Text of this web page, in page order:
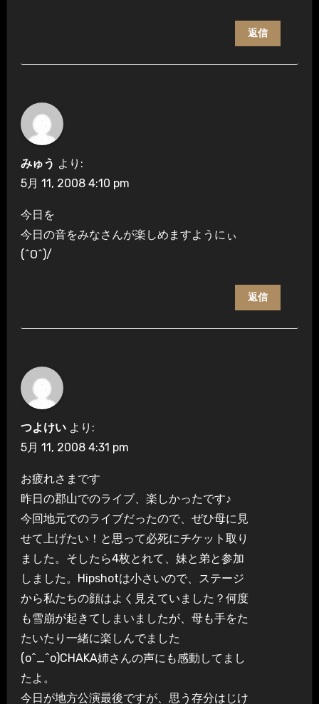
返信
みゅう より:
5月 11, 2008 4:10 pm
今日を
今日の音をみなさんが楽しめますようにぃ
(^O^)/
返信
つよけい より:
5月 11, 2008 4:31 pm
お疲れさまです
昨日の郡山でのライブ、楽しかったです♪
今回地元でのライブだったので、ぜひ母に見
せて上げたい！と思って必死にチケット取り
ました。そしたら4枚とれて、妹と弟と参加
しました。Hipshotは小さいので、ステージ
から私たちの顔はよく見えていました？何度
も雪崩が起きてしまいましたが、母も手をた
たいたり一緒に楽しんでました
(o^_^o)CHAKA姉さんの声にも感動してまし
たよ。
今日が地方公演最後ですが、思う存分はじけ